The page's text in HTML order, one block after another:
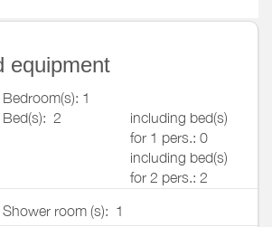
equipment
Bedroom(s): 1
Bed(s): 2
including bed(s)
for 1 pers.: 0
including bed(s)
for 2 pers.: 2
Shower room (s): 1